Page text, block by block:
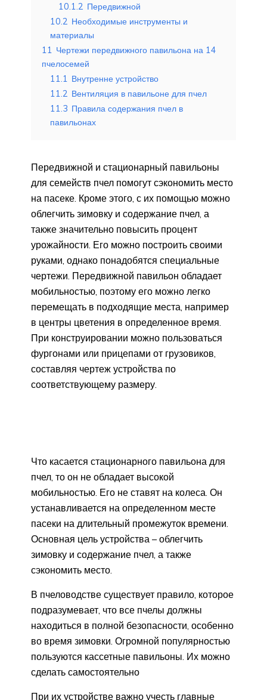
10.1.2 Передвижной
10.2 Необходимые инструменты и
материалы
11 Чертежи передвижного павильона на 14
пчелосемей
11.1 Внутренне устройство
11.2 Вентиляция в павильоне для пчел
11.3 Правила содержания пчел в
павильонах
Передвижной и стационарный павильоны
для семейств пчел помогут сэкономить место
на пасеке. Кроме этого, с их помощью можно
облегчить зимовку и содержание пчел, а
также значительно повысить процент
урожайности. Его можно построить своими
руками, однако понадобятся специальные
чертежи. Передвижной павильон обладает
мобильностью, поэтому его можно легко
перемещать в подходящие места, например
в центры цветения в определенное время.
При конструировании можно пользоваться
фургонами или прицепами от грузовиков,
составляя чертеж устройства по
соответствующему размеру.
Что касается стационарного павильона для
пчел, то он не обладает высокой
мобильностью. Его не ставят на колеса. Он
устанавливается на определенном месте
пасеки на длительный промежуток времени.
Основная цель устройства – облегчить
зимовку и содержание пчел, а также
сэкономить место.
В пчеловодстве существует правило, которое
подразумевает, что все пчелы должны
находиться в полной безопасности, особенно
во время зимовки. Огромной популярностью
пользуются кассетные павильоны. Их можно
сделать самостоятельно
При их устройстве важно учесть главные